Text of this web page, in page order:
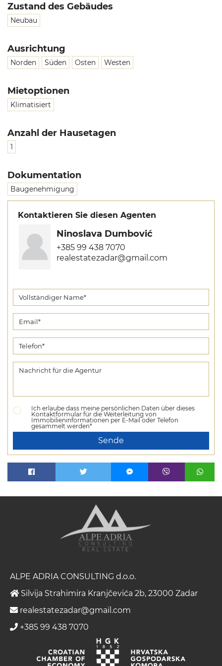
Zustand des Gebäudes
Neubau
Ausrichtung
Norden Süden Osten Westen
Mietoptionen
Klimatisiert
Anzahl der Hausetagen
1
Dokumentation
Baugenehmigung
Kontaktieren Sie diesen Agenten
Ninoslava Dumbović
+385 99 438 7070
realestatezadar@gmail.com
Ich erlaube dass meine persönlichen Daten über dieses
Kontaktformular für die Weiterleitung von
Immobilieninformationen per E-Mail oder Telefon
gesammelt werden*
Sende
ALPE ADRIA CONSULTING d.o.o.
Silvija Strahimira Kranjčevića 2b, 23000 Zadar
realestatezadar@gmail.com
+385 99 438 7070